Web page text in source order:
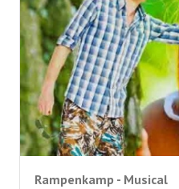
Rampenkamp - Musical